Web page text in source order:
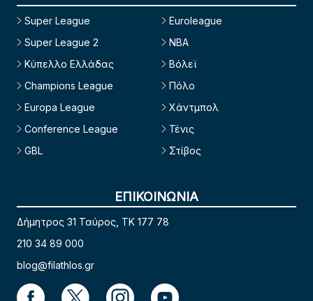
Super League
Super League 2
Κύπελλο Ελλάδας
Champions League
Europa League
Conference League
GBL
Euroleague
NBA
Βόλεϊ
Πόλο
Χάντμπολ
Τένις
Στίβος
ΕΠΙΚΟΙΝΩΝΙΑ
Δήμητρος 31 Ταύρος, TK 177 78
210 34 89 000
blog@filathlos.gr